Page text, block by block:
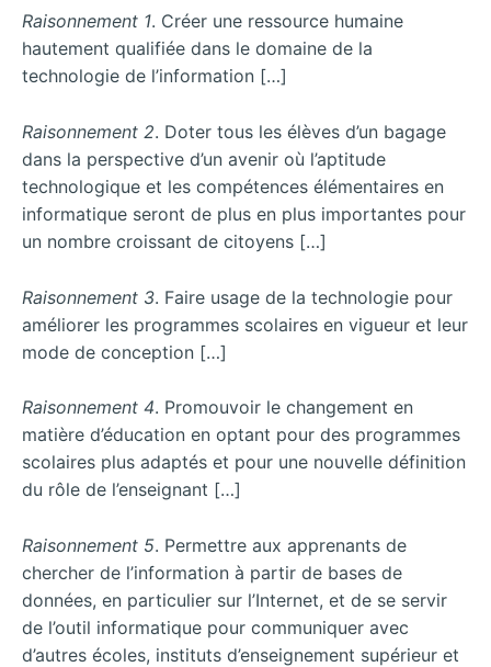
Raisonnement 1. Créer une ressource humaine
hautement qualifiée dans le domaine de la
technologie de l’information […]
Raisonnement 2. Doter tous les élèves d’un bagage
dans la perspective d’un avenir où l’aptitude
technologique et les compétences élémentaires en
informatique seront de plus en plus importantes pour
un nombre croissant de citoyens […]
Raisonnement 3. Faire usage de la technologie pour
améliorer les programmes scolaires en vigueur et leur
mode de conception […]
Raisonnement 4. Promouvoir le changement en
matière d’éducation en optant pour des programmes
scolaires plus adaptés et pour une nouvelle définition
du rôle de l’enseignant […]
Raisonnement 5. Permettre aux apprenants de
chercher de l’information à partir de bases de
données, en particulier sur l’Internet, et de se servir
de l’outil informatique pour communiquer avec
d’autres écoles, instituts d’enseignement supérieur et